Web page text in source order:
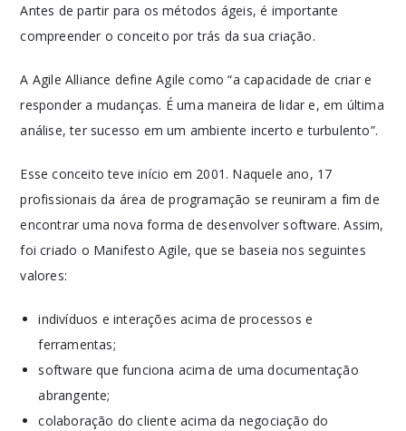
Antes de partir para os métodos ágeis, é importante
compreender o conceito por trás da sua criação.
A Agile Alliance define Agile como “a capacidade de criar e
responder a mudanças. É uma maneira de lidar e, em última
análise, ter sucesso em um ambiente incerto e turbulento”.
Esse conceito teve início em 2001. Naquele ano, 17
profissionais da área de programação se reuniram a fim de
encontrar uma nova forma de desenvolver software. Assim,
foi criado o Manifesto Agile, que se baseia nos seguintes
valores:
indivíduos e interações acima de processos e
ferramentas;
software que funciona acima de uma documentação
abrangente;
colaboração do cliente acima da negociação do